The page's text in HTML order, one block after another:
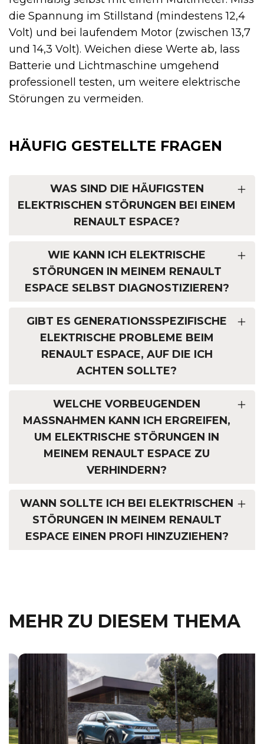
die Spannung im Stillstand (mindestens 12,4
Volt) und bei laufendem Motor (zwischen 13,7
und 14,3 Volt). Weichen diese Werte ab, lass
Batterie und Lichtmaschine umgehend
professionell testen, um weitere elektrische
Störungen zu vermeiden.
HÄUFIG GESTELLTE FRAGEN
WAS SIND DIE HÄUFIGSTEN
ELEKTRISCHEN STÖRUNGEN BEI EINEM
RENAULT ESPACE?
WIE KANN ICH ELEKTRISCHE
STÖRUNGEN IN MEINEM RENAULT
ESPACE SELBST DIAGNOSTIZIEREN?
GIBT ES GENERATIONSSPEZIFISCHE
ELEKTRISCHE PROBLEME BEIM
RENAULT ESPACE, AUF DIE ICH
ACHTEN SOLLTE?
WELCHE VORBEUGENDEN
MASSNAHMEN KANN ICH ERGREIFEN, U
M ELEKTRISCHE STÖRUNGEN IN M
EINEM RENAULT ESPACE ZU V
ERHINDERN?
WANN SOLLTE ICH BEI ELEKTRISCHEN
STÖRUNGEN IN MEINEM RENAULT
ESPACE EINEN PROFI HINZUZIEHEN?
MEHR ZU DIESEM THEMA